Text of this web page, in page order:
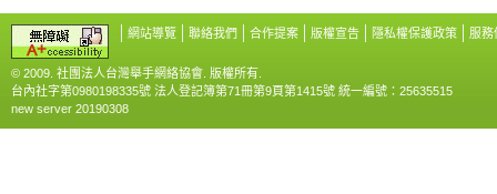
網站導覽 聯絡我們 合作提案 版權宣告 隱私權保護政策 服務
© 2009. 社團法人台灣舉手網絡協會. 版權所有.
台內社字第0980198335號 法人登記簿第71冊第9頁第1415號 統一編號：25635515
new server 20190308